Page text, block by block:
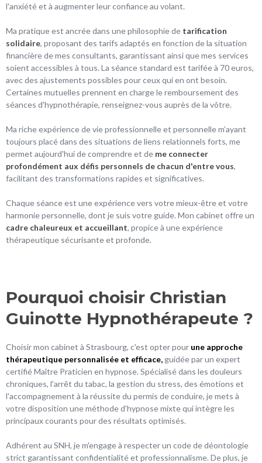
l'anxiété et à augmenter leur confiance au volant.
Ma pratique est ancrée dans une philosophie de tarification
solidaire, proposant des tarifs adaptés en fonction de la situation
financière de mes consultants, garantissant ainsi que mes services
soient accessibles à tous. La séance standard est tarifée à 70 euros,
avec des ajustements possibles pour ceux qui en ont besoin.
Certaines mutuelles prennent en charge le remboursement des
séances d'hypnothérapie, renseignez-vous auprès de la vôtre.
Ma riche expérience de vie professionnelle et personnelle m’ayant
toujours placé dans des situations de liens relationnels forts, me
permet aujourd'hui de comprendre et de me connecter
profondément aux défis personnels de chacun d'entre vous,
facilitant des transformations rapides et significatives.
Chaque séance est une expérience vers votre mieux-être et votre
harmonie personnelle, dont je suis votre guide. Mon cabinet offre un
cadre chaleureux et accueillant, propice à une expérience
thérapeutique sécurisante et profonde.
Pourquoi choisir Christian
Guinotte Hypnothérapeute ?
Choisir mon cabinet à Strasbourg, c'est opter pour une approche
thérapeutique personnalisée et efficace, guidée par un expert
certifié Maître Praticien en hypnose. Spécialisé dans les douleurs
chroniques, l'arrêt du tabac, la gestion du stress, des émotions et
l'accompagnement à la réussite du permis de conduire, je mets à
votre disposition une méthode d'hypnose mixte qui intègre les
principaux courants pour des résultats optimisés.
Adhérent au SNH, je m'engage à respecter un code de déontologie
strict garantissant confidentialité et professionnalisme. De plus, je